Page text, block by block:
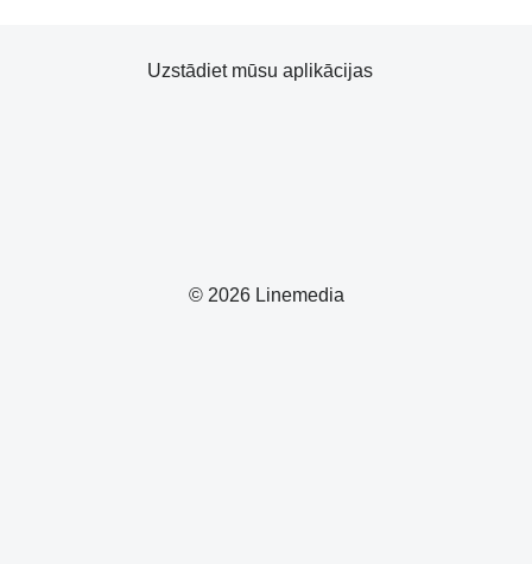
© 2026 Linemedia
Uzstādiet mūsu aplikācijas